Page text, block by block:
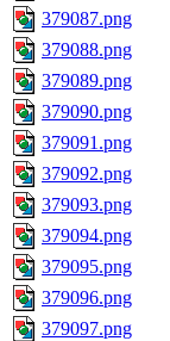
379087.png
379088.png
379089.png
379090.png
379091.png
379092.png
379093.png
379094.png
379095.png
379096.png
379097.png